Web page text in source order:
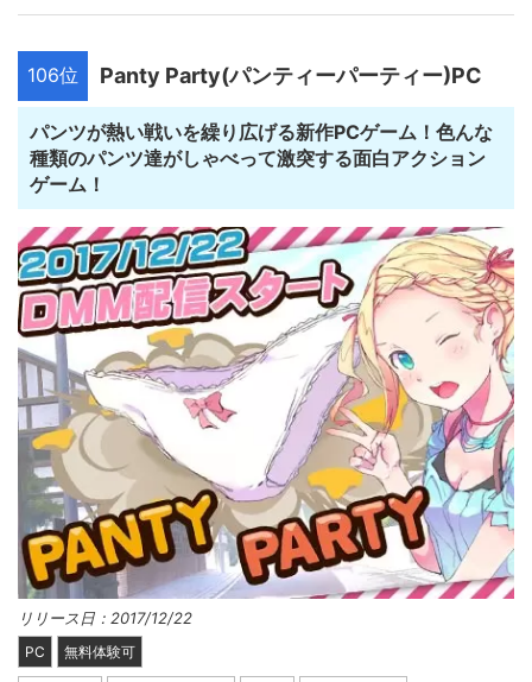
106位 Panty Party(パンティーパーティー)PC
パンツが熱い戦いを繰り広げる新作PCゲーム！色んな
種類のパンツ達がしゃべって激突する面白アクション
ゲーム！
リリース日：2017/12/22
PC 無料体験可